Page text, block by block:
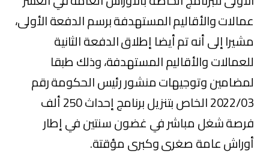
عمالات والأقاليم المستهدفة برسم الدفعة الأولى،
مشيرا إلى أنه تم أيضا إطلاق الدفعة الثانية
للعمالات والأقاليم المستهدفة، وذلك طبقا
لمضامين وتوجيهات منشور رئيس الحكومة رقم
2022/03 الخاص بتنزيل برنامج إحداث 250 ألف
فرصة شغل مباشر في غضون سنتين في إطار
أوراش عامة صغرى وكبرى مؤقتة.